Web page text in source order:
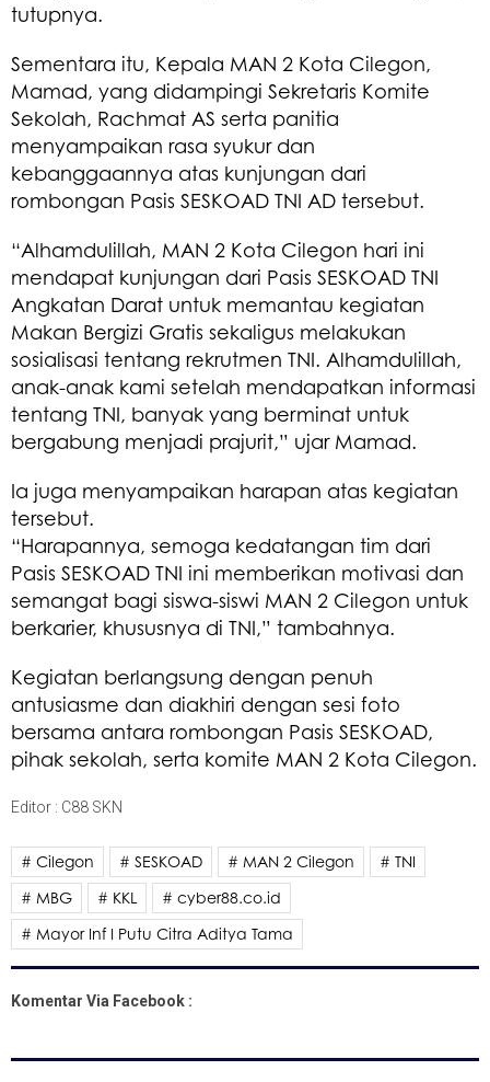
tutupnya.
Sementara itu, Kepala MAN 2 Kota Cilegon,
Mamad, yang didampingi Sekretaris Komite
Sekolah, Rachmat AS serta panitia
menyampaikan rasa syukur dan
kebanggaannya atas kunjungan dari
rombongan Pasis SESKOAD TNI AD tersebut.
“Alhamdulillah, MAN 2 Kota Cilegon hari ini
mendapat kunjungan dari Pasis SESKOAD TNI
Angkatan Darat untuk memantau kegiatan
Makan Bergizi Gratis sekaligus melakukan
sosialisasi tentang rekrutmen TNI. Alhamdulillah,
anak-anak kami setelah mendapatkan informasi
tentang TNI, banyak yang berminat untuk
bergabung menjadi prajurit,” ujar Mamad.
Ia juga menyampaikan harapan atas kegiatan
tersebut.
“Harapannya, semoga kedatangan tim dari
Pasis SESKOAD TNI ini memberikan motivasi dan
semangat bagi siswa-siswi MAN 2 Cilegon untuk
berkarier, khususnya di TNI,” tambahnya.
Kegiatan berlangsung dengan penuh
antusiasme dan diakhiri dengan sesi foto
bersama antara rombongan Pasis SESKOAD,
pihak sekolah, serta komite MAN 2 Kota Cilegon.
Editor : C88 SKN
# Cilegon # SESKOAD # MAN 2 Cilegon
# TNI
# MBG
# KKL
# cyber88.co.id
# Mayor Inf I Putu Citra Aditya Tama
Komentar Via Facebook :